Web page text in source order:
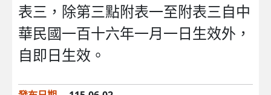
表三，除第三點附表一至附表三自中
華民國一百十六年一月一日生效外，
自即日生效。